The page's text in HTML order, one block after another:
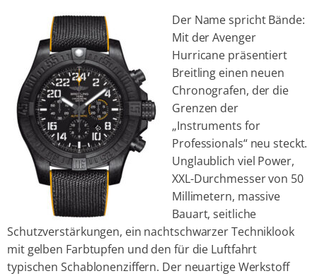
Der Name spricht Bände:
Mit der Avenger
Hurricane präsentiert
Breitling einen neuen
Chronografen, der die
Grenzen der
„Instruments for
Professionals“ neu steckt.
Unglaublich viel Power,
XXL-Durchmesser von 50
Millimetern, massive
Bauart, seitliche
Schutzverstärkungen, ein nachtschwarzer Techniklook
mit gelben Farbtupfen und den für die Luftfahrt
typischen Schablonenziffern. Der neuartige Werkstoff